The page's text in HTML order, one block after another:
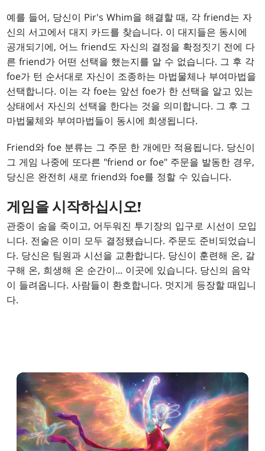
예를 들어, 당신이 Pir's Whim을 해결할 때, 각 friend는 자
신의 서고에서 대지 카드를 찾습니다. 이 대지들은 동시에
공개되기에, 어느 friend도 자신의 결정을 확정짓기 전에 다
른 friend가 어떤 선택을 했는지를 알 수 없습니다. 그 후 각
foe가 턴 순서대로 자신이 조종하는 마법물체나 부여마법을
선택합니다. 이는 각 foe는 앞선 foe가 한 선택을 알고 있는
상태에서 자신의 선택을 한다는 것을 의미합니다. 그 후 그
마법물체와 부여마법들이 동시에 희생됩니다.
Friend와 foe 분류는 그 주문 한 개에만 적용됩니다. 당신이
그 게임 나중에 또다른 "friend or foe" 주문을 발동한 경우,
당신은 완전히 새로 friend와 foe를 정할 수 있습니다.
게임을 시작하십시오!
관중이 숨을 죽이고, 어두워진 투기장의 입구로 시선이 모입
니다. 전술은 이미 모두 결정됐습니다. 주문도 준비되었습니
다. 당신은 팀원과 시선을 교환합니다. 당신이 훈련해 온, 갈
구해 온, 희생해 온 순간이... 이곳에 있습니다. 당신의 음악
이 들려옵니다. 사람들이 환호합니다. 멋지게 등장할 때입니
다.